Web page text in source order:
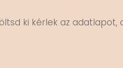
ki kérlek az adatlapot,